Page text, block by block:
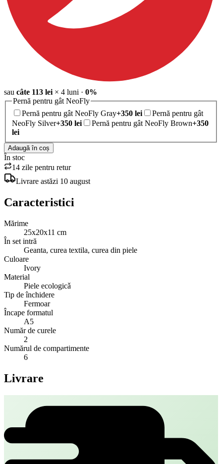
sau câte 113 lei × 4 luni · 0%
Pernă pentru gât NeoFly
Pernă pentru gât NeoFly Gray+350 lei
Pernă pentru gât
NeoFly Silver+350 lei Pernă pentru gât NeoFly Brown+350
lei
Adaugă în coș
În stoc
14 zile pentru retur
Livrare astăzi 10 august
Caracteristici
Mărime
25x20x11 cm
În set intră
Geanta, curea textila, curea din piele
Culoare
Ivory
Material
Piele ecologicǎ
Tip de închidere
Fermoar
Încape formatul
A5
Număr de curele
2
Numărul de compartimente
6
Livrare